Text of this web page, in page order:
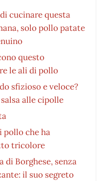
cucinare questa
solo pollo patate
questo
le ali di pollo
sfizioso e veloce?
alle cipolle
pollo che ha
tricolore
di Borghese, senza
il suo segreto